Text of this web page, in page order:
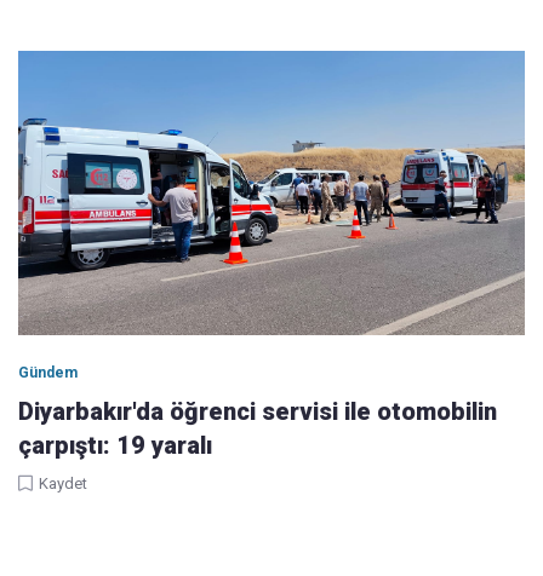
Gündem
Diyarbakır'da öğrenci servisi ile otomobilin
çarpıştı: 19 yaralı
Kaydet